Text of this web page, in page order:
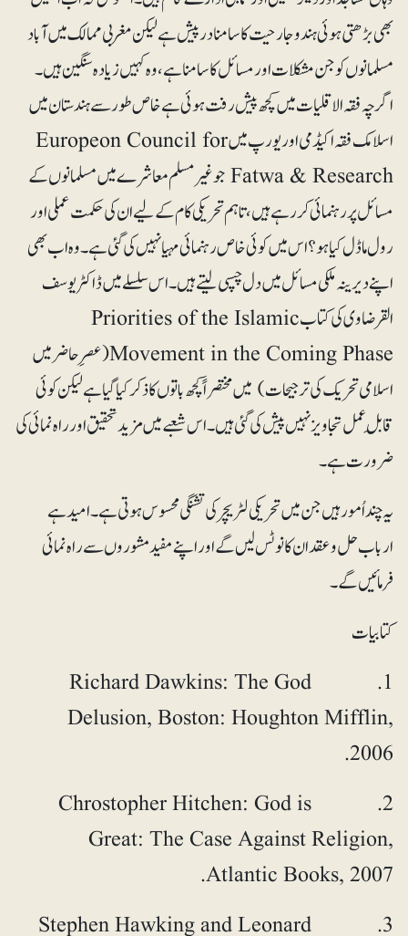
بھی بڑھتی ہوئی ہندو جارحیت کا سامنا درپیش ہے لیکن مغربی ممالک میں آباد
مسلمانوں کو جن مشکلات اور مسائل کا سامنا ہے، وہ کہیں زیادہ سنگین ہیں۔
اگرچہ فقہ الاقلیات میں کچھ پیش رفت ہوئی ہے خاص طور سے ہندستان میں
اسلامک فقہ اکیڈمی اور یورپ میں Europeon Council for
Fatwa & Research جو غیرمسلم معاشرے میں مسلمانوں کے
مسائل پر رہنمائی کر رہے ہیں، تاہم تحریکی کام کے لیے ان کی حکمت عملی اور
رول ماڈل کیا ہو؟ اس میں کوئی خاص رہنمائی مہیا نہیں کی گئی ہے۔ وہ اب بھی
اپنے دیرینہ ملکی مسائل میں دل چسپی لیتے ہیں۔ اس سلسلے میں ڈاکٹر یوسف
القرضاوی کی کتاب Priorities of the Islamic
Movement in the Coming Phase(عصرِحاضر میں
اسلامی تحریک کی ترجیحات) میں مختصراً کچھ باتوں کا ذکر کیا گیا ہے لیکن کوئی
قابلِ عمل تجاویز نہیں پیش کی گئی ہیں۔ اس شعبے میں مزید تحقیق اور راہ نمائی کی
ضرورت ہے۔
یہ چند اُمور ہیں جن میں تحریکی لٹریچر کی تشنگی محسوس ہوتی ہے۔ امید ہے
ارباب حل و عقد ان کا نوٹس لیں گے اور اپنے مفید مشوروں سے راہ نمائی
فرمائیں گے۔
کتابیات
1. Richard Dawkins: The God
Delusion, Boston: Houghton Mifflin,
2006.
2. Chrostopher Hitchen: God is
Great: The Case Against Religion,
Atlantic Books, 2007.
3. Stephen Hawking and Leonard